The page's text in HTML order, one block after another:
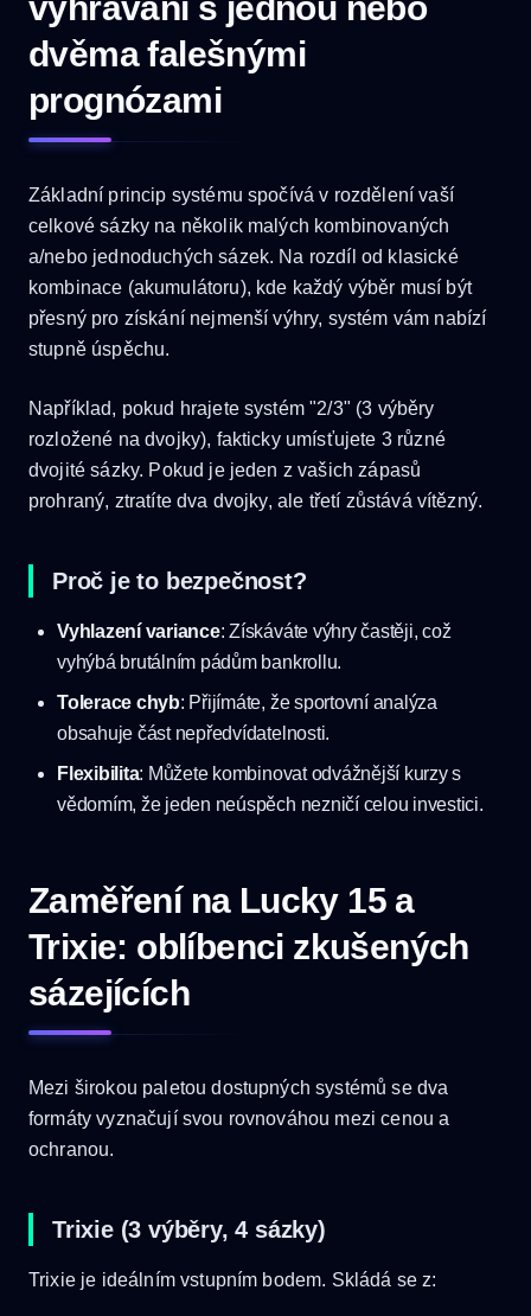
dvěma falešnými
prognózami
Základní princip systému spočívá v rozdělení vaší
celkové sázky na několik malých kombinovaných
a/nebo jednoduchých sázek. Na rozdíl od klasické
kombinace (akumulátoru), kde každý výběr musí být
přesný pro získání nejmenší výhry, systém vám nabízí
stupně úspěchu.
Například, pokud hrajete systém "2/3" (3 výběry
rozložené na dvojky), fakticky umísťujete 3 různé
dvojité sázky. Pokud je jeden z vašich zápasů
prohraný, ztratíte dva dvojky, ale třetí zůstává vítězný.
Proč je to bezpečnost?
Vyhlazení variance: Získáváte výhry častěji, což
vyhýbá brutálním pádům bankrollu.
Tolerace chyb: Přijímáte, že sportovní analýza
obsahuje část nepředvídatelnosti.
Flexibilita: Můžete kombinovat odvážnější kurzy s
vědomím, že jeden neúspěch nezničí celou investici.
Zaměření na Lucky 15 a
Trixie: oblíbenci zkušených
sázejících
Mezi širokou paletou dostupných systémů se dva
formáty vyznačují svou rovnováhou mezi cenou a
ochranou.
Trixie (3 výběry, 4 sázky)
Trixie je ideálním vstupním bodem. Skládá se z: